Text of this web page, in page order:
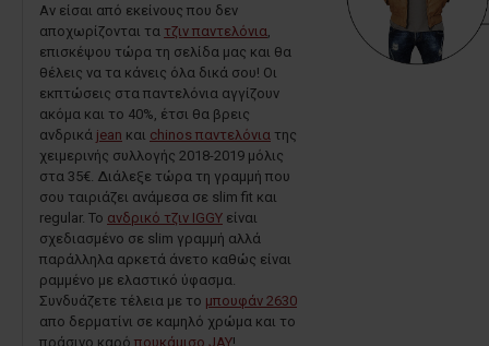
Αν είσαι από εκείνους που δεν
αποχωρίζονται τα τζιν παντελόνια
επισκέψου τώρα τη σελίδα μας και θα
θέλεις να τα κάνεις όλα δικά σου! Οι
εκπτώσεις στα παντελόνια αγγίζουν
ακόμα και το 40%, έτσι θα βρεις
ανδρικά jean και chinos παντελόνια της
χειμερινής συλλογής 2018-2019 μόλις
στα 35€. Διάλεξε τώρα τη γραμμή που
σου ταιριάζει ανάμεσα σε slim fit και
regular. Το ανδρικό τζιν IGGY είναι
σχεδιασμένο σε slim γραμμή αλλά
παράλληλα αρκετά άνετο καθώς είναι
ραμμένο με ελαστικό ύφασμα.
Συνδυάζετε τέλεια με το μπουφάν 2630
απο δερματίνι σε καμηλό χρώμα και το
πράσινο καρό πουκάμισο JAY!